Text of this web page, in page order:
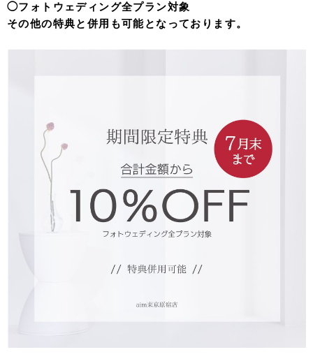
◯フォトウェディング全プラン対象
その他の特典と併用も可能となっております。